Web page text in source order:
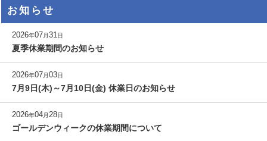
お知らせ
2026年07月31日
夏季休業期間のお知らせ
2026年07月03日
7月9日(木)～7月10日(金) 休業日のお知らせ
2026年04月28日
ゴールデンウィークの休業期間について